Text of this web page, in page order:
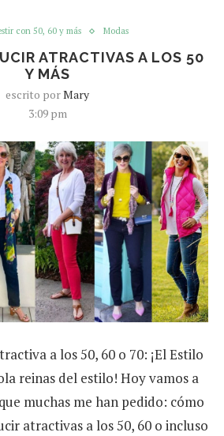
con 50, 60 y más Modas
ATRACTIVAS A LOS 50
Y MÁS
escrito porMary
3:09 pm
a los 50, 60 o 70: ¡El Estilo
reinas del estilo! Hoy vamos a
muchas me han pedido: cómo
atractivas a los 50, 60 o incluso